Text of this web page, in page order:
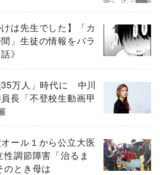
けは先生でした】「カ
」生徒の情報をバラ
》
万人」時代に 中川
長「不登校生動画甲
オール１から公立大医
調節障害「治るま
のとき母は